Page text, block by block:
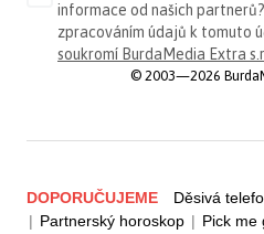
informace od našich
zpracováním údajů k tomuto
soukromí BurdaMedia Extra
© 2003—2026
DOPORUČUJEME Děsivá
| Partnerský horoskop | Pick me